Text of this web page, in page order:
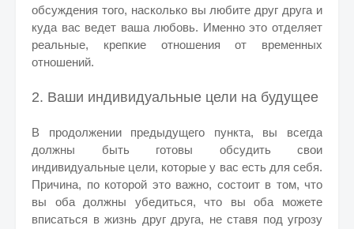
обсуждения того, насколько вы любите друг друга и
куда вас ведет ваша любовь. Именно это отделяет
реальные, крепкие отношения от временных
отношений.
2. Ваши индивидуальные цели на будущее
В продолжении предыдущего пункта, вы всегда
должны быть готовы обсудить свои
индивидуальные цели, которые у вас есть для себя.
Причина, по которой это важно, состоит в том, что
вы оба должны убедиться, что вы оба можете
вписаться в жизнь друг друга, не ставя под угрозу